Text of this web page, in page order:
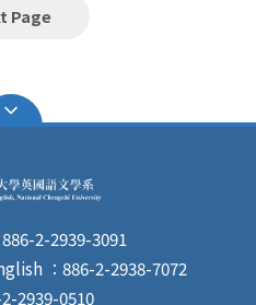
日（四） 上午9：00至下午
目及學分數（共63學分）
語語言學概論 (6學分) 5.
與聽力 (6學分) 6. 英語口
(6學分) 7. 寫作與閱讀
Page
2-2939-3091
：886-2-2938-7072
2939-0510